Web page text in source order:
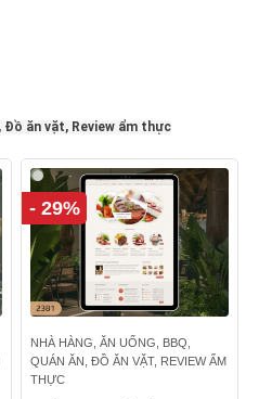
Đồ ăn vặt, Review ẩm thực
- 29%
NHÀ HÀNG, ĂN UỐNG, BBQ,
QUÁN ĂN, ĐỒ ĂN VẶT, REVIEW ẨM
THỰC